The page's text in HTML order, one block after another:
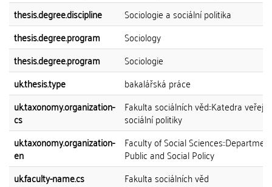
thesis.degree.discipline
Sociologie a sociální politika
thesis.degree.program
Sociology
thesis.degree.program
Sociologie
uk.thesis.type
bakalářská práce
uk.taxonomy.organization-
cs
Fakulta sociálních věd::Katedra
sociální politiky
uk.taxonomy.organization-
en
Faculty of Social
Public and Social Policy
uk.faculty-name.cs
Fakulta sociálních věd